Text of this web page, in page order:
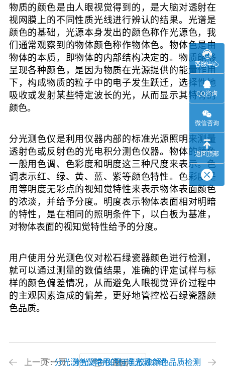
物质的颜色是由人眼视觉得到的，是大脑对透射在
视网膜上的不同性质光线进行辨认的结果。光谱是
颜色的基础，光源本身发出的颜色称作光源色，我
们通常观察到的物体颜色称作物体色。物体色是由
物体的本质，即物体的内部结构决定的。物质能够
呈现各种颜色，是因为物质在光源提供的能量作用
下，构成物质的粒子中的电子发生跃迁，选择性地
吸收或发射某些特定波长的光，从而显示其特有的
颜色。
分光测色仪是利用仪器内部的标准光源照明来测量
透射色或反射色的光电积分测色仪器。物体的颜色
一般用色调、色彩度和明度这三种尺度来表示。色
调表示红、绿、黄、蓝、紫等颜色特性。色彩度是
用等明度无彩点的视知觉特性来表示物体表面颜色
的浓淡，并给予分度。明度表示物体表面相对明暗
的特性，是在相同的照明条件下，以白板为基准，
对物体表面的视知觉特性给予的分度。
用户使用分光测色仪对松石绿瓷器颜色进行检测，
就可以通过测量的数值结果，准确的评定试样与标
样的颜色偏差情况，从而避免人眼视觉评价过程中
的主观因素造成的偏差，更好地管控松石绿瓷器颜
色品质。
上一页 :分光测色仪常用的标准光源介绍
返回
下一页 :分光测色仪用于乳胶漆颜色品质检测
客服中心
QQ咨询
微信咨询
返回顶部